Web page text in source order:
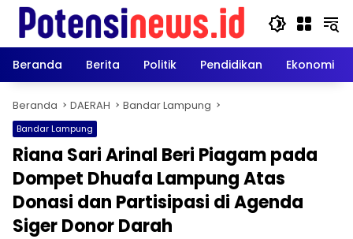
Langsung
konten
Beranda
Berita Politik Pendidikan Ekonomi
Beranda DAERAH Bandar Lampung
Bandar Lampung
Riana Sari Arinal Beri Piagam pada
Dompet Dhuafa Lampung Atas
Donasi dan Partisipasi di Agenda
Siger Donor Darah